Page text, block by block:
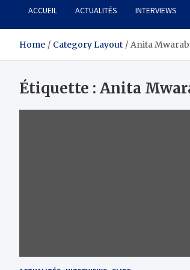
ACCUEIL ACTUALITÉS INTERVIEWS
Home Category Layout Anita
Étiquette : Anita